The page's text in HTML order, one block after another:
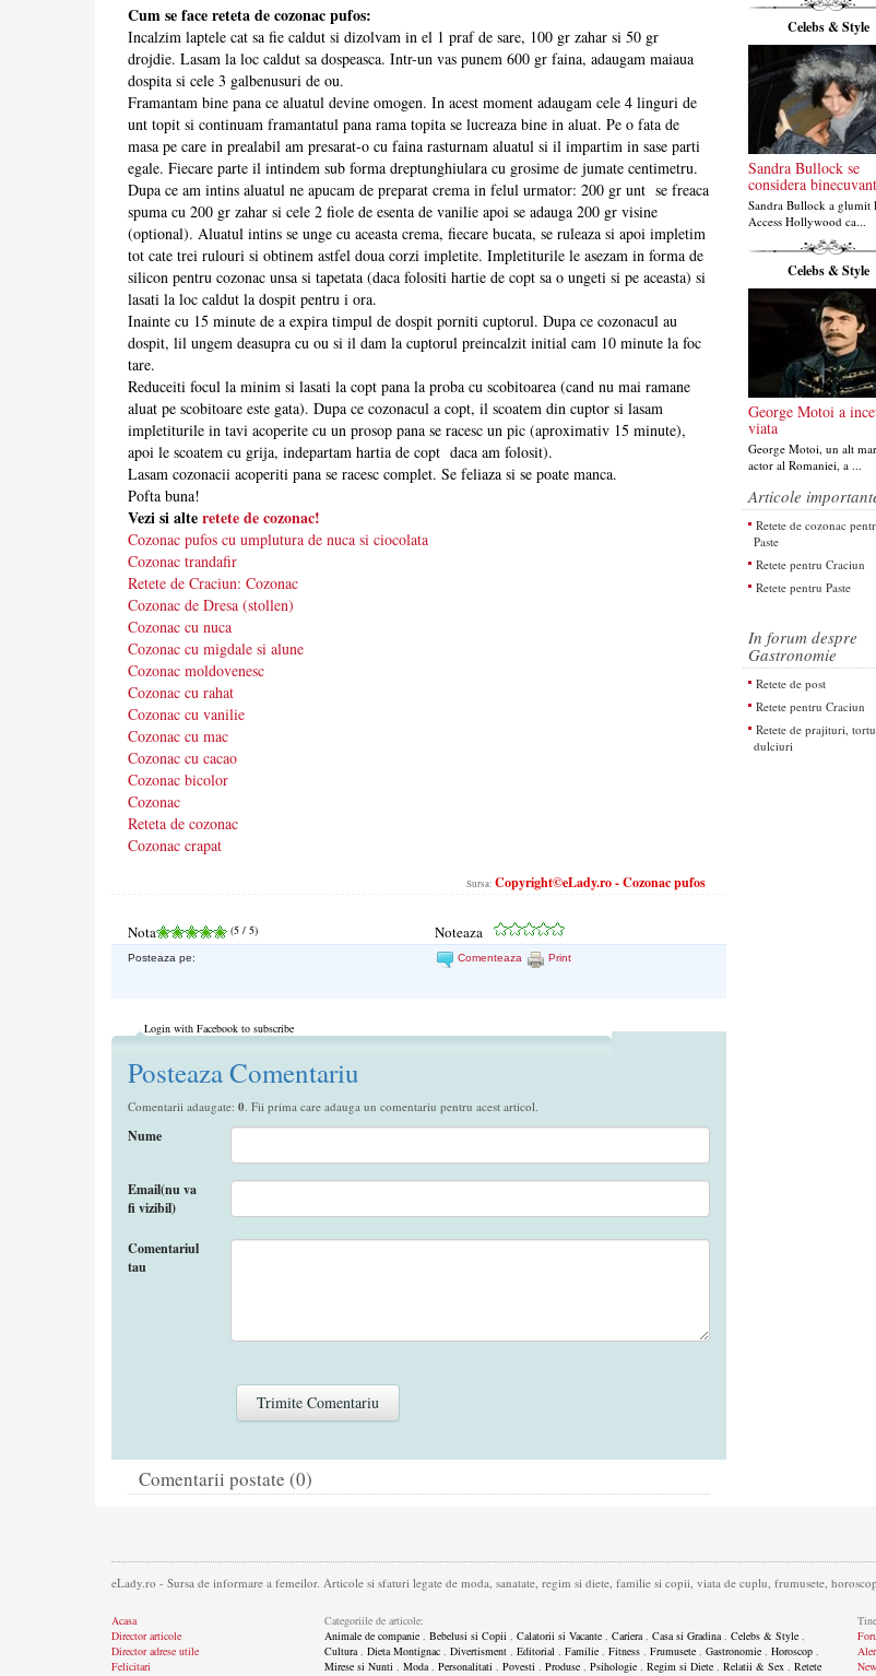
Cum se face reteta de cozonac pufos:
Incalzim laptele cat sa fie caldut si dizolvam in el 1 praf de sare, 100 gr zahar si 50 gr
drojdie. Lasam la loc caldut sa dospeasca. Intr-un vas punem 600 gr faina, adaugam maiaua
dospita si cele 3 galbenusuri de ou.
Framantam bine pana ce aluatul devine omogen. In acest moment adaugam cele 4 linguri de
unt topit si continuam framantatul pana rama topita se lucreaza bine in aluat. Pe o fata de
masa pe care in prealabil am presarat-o cu faina rasturnam aluatul si il impartim in sase parti
egale. Fiecare parte il intindem sub forma dreptunghiulara cu grosime de jumate centimetru.
Dupa ce am intins aluatul ne apucam de preparat crema in felul urmator: 200 gr unt se freaca
spuma cu 200 gr zahar si cele 2 fiole de esenta de vanilie apoi se adauga 200 gr visine
(optional). Aluatul intins se unge cu aceasta crema, fiecare bucata, se ruleaza si apoi impletim
tot cate trei rulouri si obtinem astfel doua corzi impletite. Impletiturile le asezam in forma de
silicon pentru cozonac unsa si tapetata (daca folositi hartie de copt sa o ungeti si pe aceasta) si
lasati la loc caldut la dospit pentru i ora.
Inainte cu 15 minute de a expira timpul de dospit porniti cuptorul. Dupa ce cozonacul au
dospit, lil ungem deasupra cu ou si il dam la cuptorul preincalzit initial cam 10 minute la foc
tare.
Reduceiti focul la minim si lasati la copt pana la proba cu scobitoarea (cand nu mai ramane
aluat pe scobitoare este gata). Dupa ce cozonacul a copt, il scoatem din cuptor si lasam
impletiturile in tavi acoperite cu un prosop pana se racesc un pic (aproximativ 15 minute),
apoi le scoatem cu grija, indepartam hartia de copt daca am folosit).
Lasam cozonacii acoperiti pana se racesc complet. Se feliaza si se poate manca.
Pofta buna!
Vezi si alteretete de cozonac!
Cozonac pufos cu umplutura de nuca si ciocolata
Cozonac trandafir
Retete de Craciun: Cozonac
Cozonac de Dresa (stollen)
Cozonac cu nuca
Cozonac cu migdale si alune
Cozonac moldovenesc
Cozonac cu rahat
Cozonac cu vanilie
Cozonac cu mac
Cozonac cu cacao
Cozonac bicolor
Cozonac
Reteta de cozonac
Cozonac crapat
Sursa: Copyright©eLady.ro - Cozonac pufos
Nota (5 / 5) Noteaza
Posteaza pe: Comenteaza Print
Login with Facebook to subscribe
Posteaza Comentariu
Comentarii adaugate: 0. Fii prima care adauga un comentariu pentru acest articol.
Nume
Email(nu va
fi vizibil)
Comentariul
tau
Comentarii postate (0)
Celebs & Style
Sandra Bullock se
considera
Sandra Bullock a glumit
Access Hollywood ca...
Celebs & Style
George Motoi a
viata
George Motoi, un alt
actor al Romaniei, a ...
Articole
Retete de cozonac
Paste
Retete pentru Craciun
Retete pentru Paste
In forum despre
Gastronomie
Retete de post
Retete pentru Craciun
Retete de prajituri,
dulciuri
eLady.ro - Sursa de informare a femeilor. Articole si sfaturi legate de moda, sanatate, regim si diete, familie si copii, viata de cuplu, frumusete,
Acasa
Director articole
Director adrese utile
Felicitari
Categoriile de articole:
Animale de companie , Bebelusi si Copii , Calatorii si Vacante , Cariera, Casa si Gradina, Celebs & Style ,
Cultura, Dieta Montignac , Divertisment , Editorial , Familie , Fitness , Frumusete , Gastronomie , Horoscop ,
Mirese si Nunti , Moda, Personalitati , Povesti , Produse , Psihologie , Regim si Diete , Relatii & Sex , Retete